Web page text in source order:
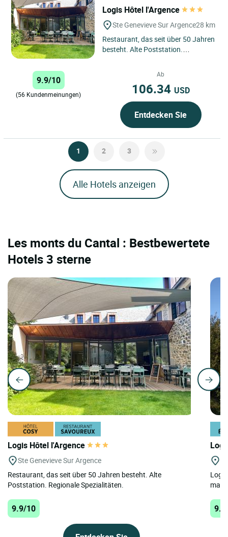
Logis Hôtel l'Argence
Ste Genevieve Sur Argence28 km
Restaurant, das seit über 50 Jahren
besteht. Alte Poststation.
9.9/10
(56 Kundenmeinungen)
Ab
106.34 USD
Entdecken Sie
1 2 3
Alle Hotels anzeigen
Les monts du Cantal : Bestbewertete
Hotels 3 sterne
Logis Hôtel l'Argence
Ste Genevieve Sur Argence
Restaurant, das seit über 50 Jahren besteht. Alte
Poststation. Regionale Spezialitäten.
9.9/10